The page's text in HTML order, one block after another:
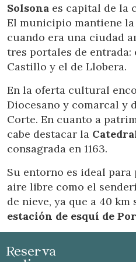
Solsona es capital de la
El municipio mantiene
cuando era una ciudad
tres portales de entrada:
Castillo y el de Llobera.
En la oferta cultural
Diocesano y comarcal y
Corte. En cuanto a
cabe destacar la
consagrada en 1163.
Su entorno es ideal
aire libre como el
de nieve, ya que a 40
estación de esquí de
Reserva
de navegación en el sitio web
relacionada con el perfil de